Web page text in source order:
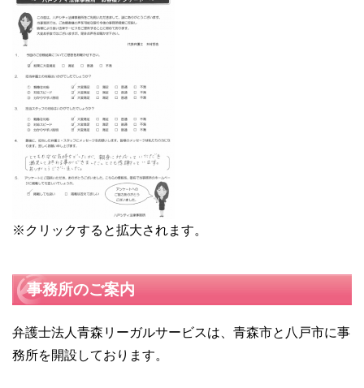
※クリックすると拡大されます。
事務所のご案内
弁護士法人青森リーガルサービスは、青森市と八戸市に事
務所を開設しております。